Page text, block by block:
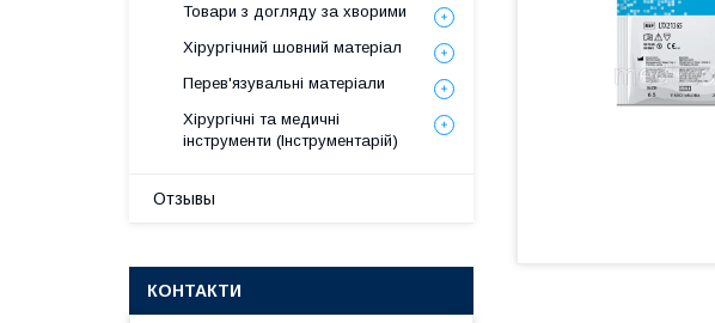
Товари з догляду за хворими
Хірургічний шовний матеріал
Перев'язувальні матеріали
Хірургічні та медичні
інструменти (Інструментарій)
Отзывы
КОНТАКТИ